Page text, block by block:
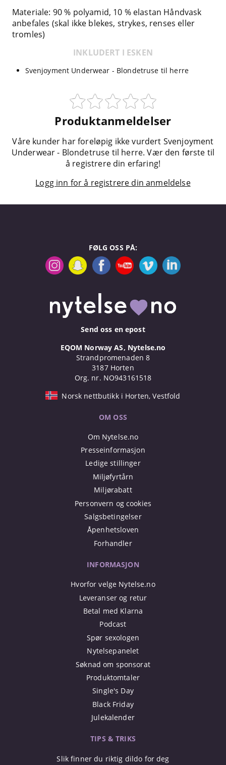
Materiale: 90 % polyamid, 10 % elastan Håndvask
anbefales (skal ikke blekes, strykes, renses eller
tromles)
INKLUDERT I ESKEN
Svenjoyment Underwear - Blondetruse til herre
Produktanmeldelser
Våre kunder har foreløpig ikke vurdert Svenjoyment
Underwear - Blondetruse til herre. Vær den første til
å registrere din erfaring!
Logg inn for å registrere din anmeldelse
FØLG OSS PÅ:
Send oss en epost
EQOM Norway AS, Nytelse.no
Strandpromenaden 8
3187 Horten
Org. nr. NO943161518
Norsk nettbutikk i Horten, Vestfold
OM OSS
Om Nytelse.no
Presseinformasjon
Ledige stillinger
Miljøfyrtårn
Miljørabatt
Personvern og cookies
Salgsbetingelser
Åpenhetsloven
Forhandler
INFORMASJON
Hvorfor velge Nytelse.no
Leveranser og retur
Betal med Klarna
Podcast
Spør sexologen
Nytelsepanelet
Søknad om sponsorat
Produktomtaler
Single's Day
Black Friday
Julekalender
TIPS & TRIKS
Slik finner du riktig dildo for deg